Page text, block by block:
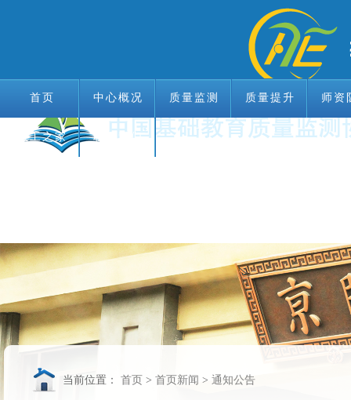
首页 中心概况 质量监测 质量提升
质量提升
师资
师资
教工之家
教工之家
联系我们
联系我们
当前位置：首页